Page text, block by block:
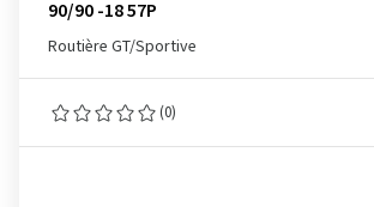
90/90 -18 57P
Routière GT/Sportive
(0)